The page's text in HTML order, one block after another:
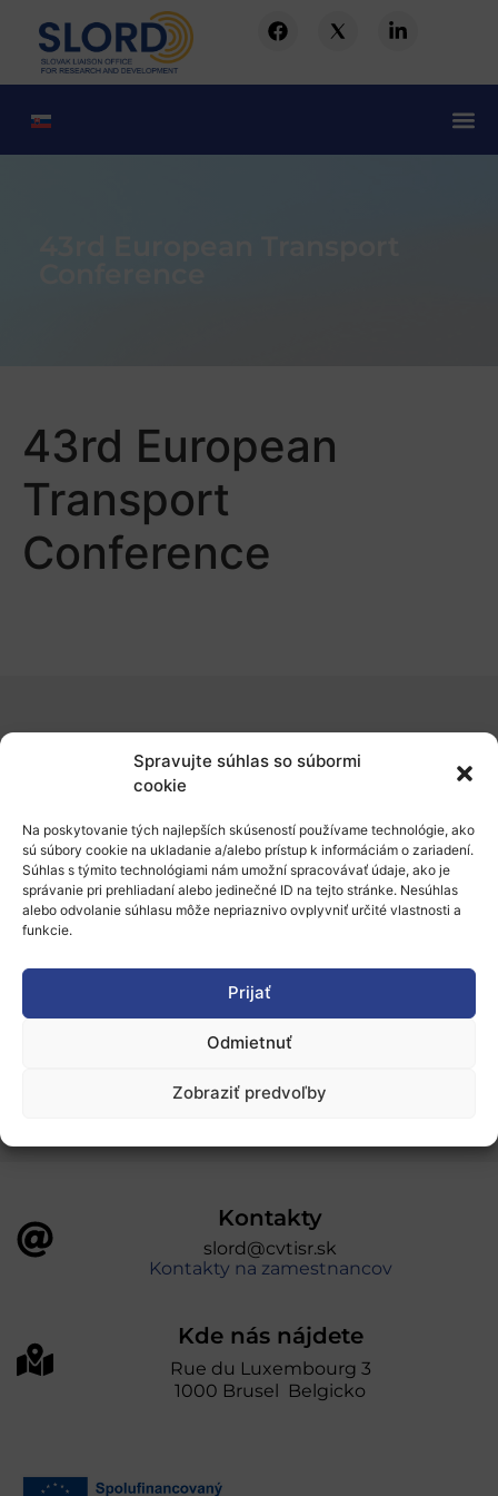
Spravujte súhlas so súbormi
cookie
Na poskytovanie tých najlepších skúseností používame technológie, ako
sú súbory cookie na ukladanie a/alebo prístup k informáciám o zariadení.
Súhlas s týmito technológiami nám umožní spracovávať údaje, ako je
správanie pri prehliadaní alebo jedinečné ID na tejto stránke. Nesúhlas
alebo odvolanie súhlasu môže nepriaznivo ovplyvniť určité vlastnosti a
funkcie.
Prijať
Odmietnuť
Zobraziť predvoľby
43rd European
Transport
Conference
Financovanie a podpora
Stáže a pobyty
Novinky
úniou v rámci Programu Slovensko. Portál
prevádzkuje Centrum vedecko-technických
Kontakty
slord@cvtisr.sk
Kontakty na zamestnancov
Kde nás nájdete
Rue du Luxembourg 3
1000 Brusel Belgicko